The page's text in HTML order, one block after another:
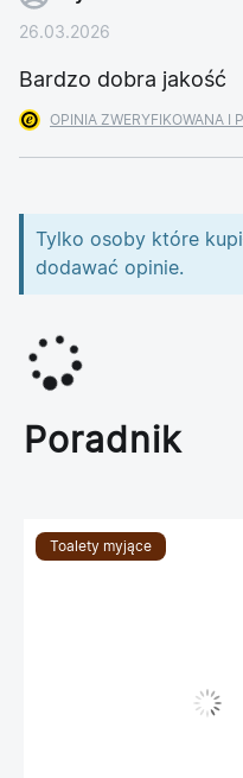
26.03.2026
Bardzo dobra jakość
OPINIA ZWERYFIKOWANA I
Tylko osoby które
dodawać opinie.
Poradnik
Toalety myjące